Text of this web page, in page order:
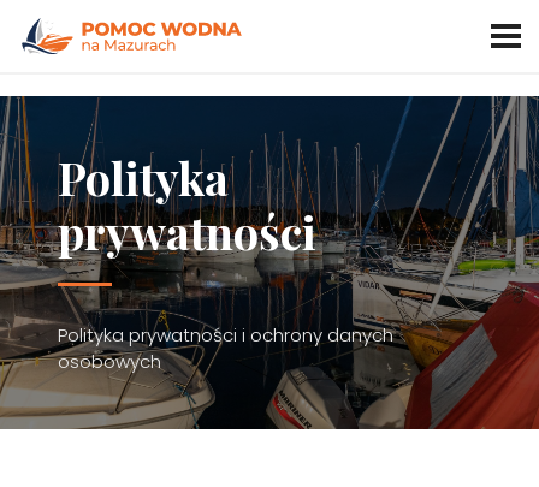
Polityka
prywatności
Polityka prywatności i ochrony danych
osobowych